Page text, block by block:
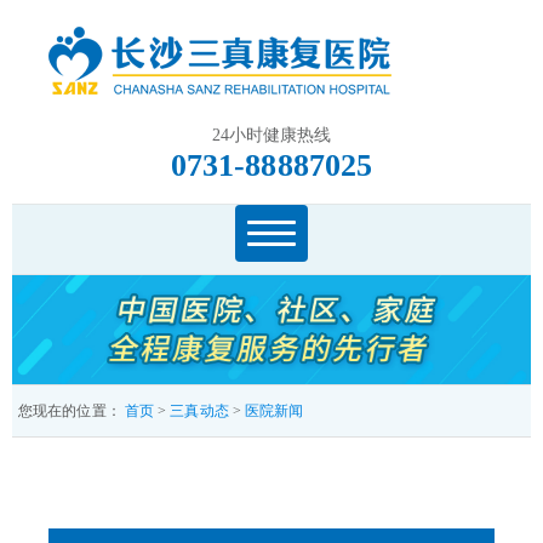
24小时健康热线
0731-88887025
您现在的位置： 首页 >三真动态> 医院新闻